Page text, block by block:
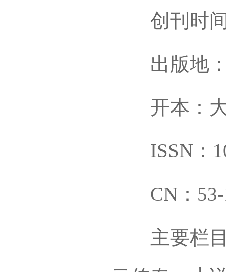
创刊时间
出版地：
开本：大
ISSN：
CN：53-
主要栏目